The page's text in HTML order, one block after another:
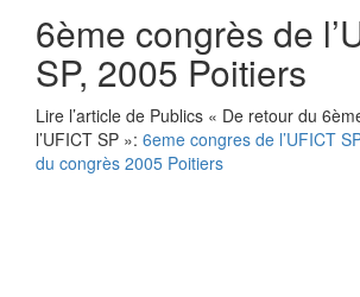
6ème congrès de
SP, 2005 Poitiers
Lire l’article de Publics « De retour du
l’UFICT SP »: 6eme congres de l’UFICT
du congrès 2005 Poitiers